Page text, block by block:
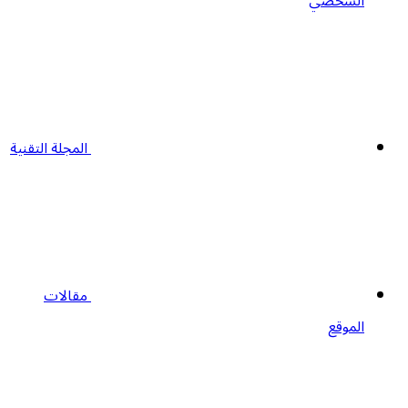
المجلة التقنية
مقالات
الموقع